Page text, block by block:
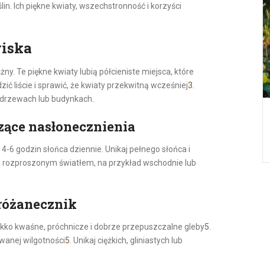
Ich piękne kwiaty, wszechstronność i korzyści
Te piękne kwiaty lubią półcieniste miejsca, które
liście i sprawić, że kwiaty przekwitną wcześniej3
lub budynkach.
nasłonecznienia
6 godzin słońca dziennie. Unikaj pełnego słońca i
rozproszonym światłem, na przykład wschodnie lub
kwaśne, próchnicze i dobrze przepuszczalne gleby5
wilgotności5 . Unikaj ciężkich, gliniastych lub